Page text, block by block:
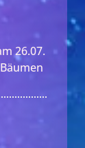
26.07.